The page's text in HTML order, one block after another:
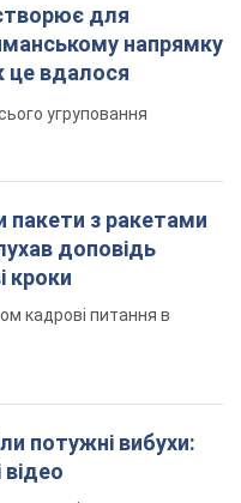
для
напрямку
це вдалося
угруповання
з ракетами
доповідь
кроки
кадрові питання в
потужні вибухи: